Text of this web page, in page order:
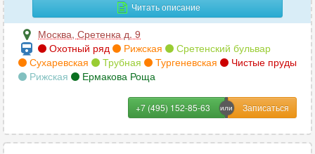
Читать описание
Москва, Сретенка д. 9
Охотный ряд
Рижская
Сретенский бульвар
Сухаревская
Трубная Тургеневская
Чистые пруды
Рижская
Ермакова Роща
+7 (495) 152-85-63